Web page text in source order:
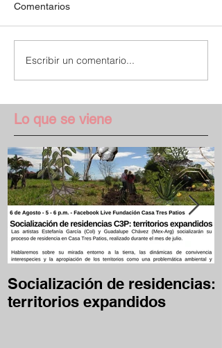
Comentarios
Escribir un comentario...
Lo que se viene
Socialización de residencias:
territorios expandidos